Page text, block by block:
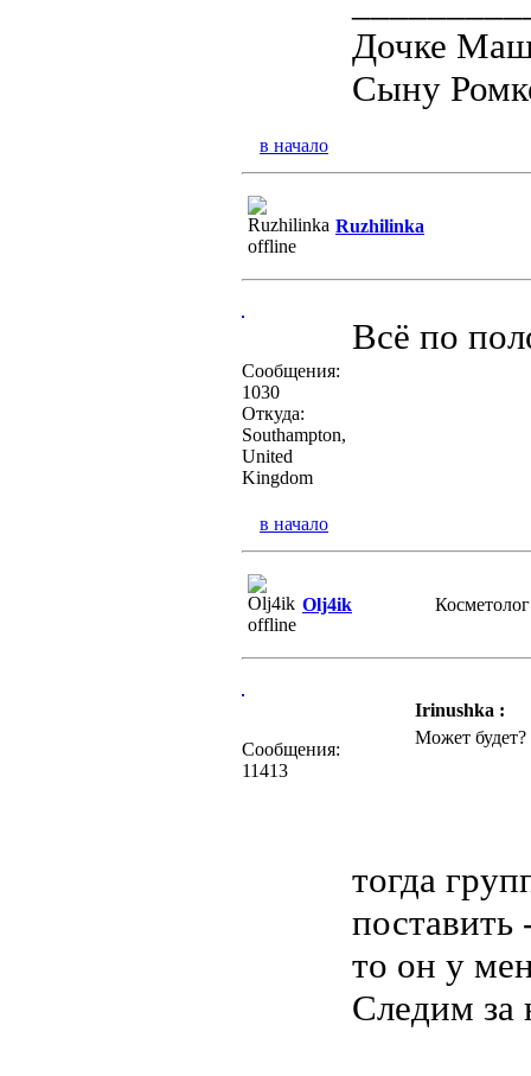
Дочке
Сыну
в начало
Ruzhilinka
Сообщения:
1030
Откуда:
Southampton,
United
Kingdom
Всё по
в начало
Olj4ik Косметолог
Сообщения:
11413
Irinushka :
Может
тогда
то он у
Следим за